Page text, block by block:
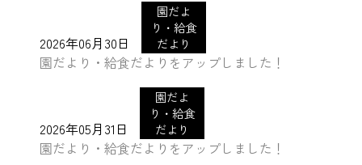
2026年06月30日
園だよ
り・給食
だより
園だより・給食だよりをアップしました！
2026年05月31日
園だよ
り・給食
だより
園だより・給食だよりをアップしました！